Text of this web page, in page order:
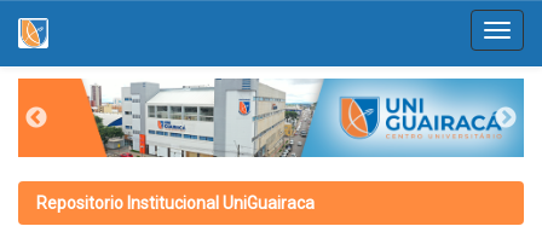
navigation
Repositorio Institucional UniGuairaca